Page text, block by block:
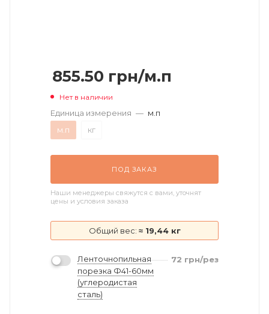
855.50 грн/м.п
Нет в наличии
Единица измерения — м.п
м.п
кг
ПОД ЗАКАЗ
Наши менеджеры свяжутся с вами, уточнят
цены и условия заказа
Общий вес: ≈ 19,44 кг
Ленточнопильная
порезка Ф41-60мм
(углеродистая
сталь)
72 грн/рез